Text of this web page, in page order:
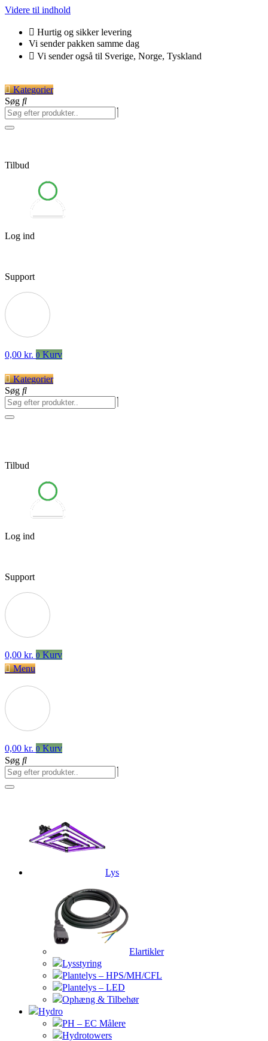
Videre til indhold
Hurtig og sikker levering
Vi sender pakken samme dag
Vi sender også til Sverige, Norge, Tyskland
Kategorier
Søg
Tilbud
Log ind
Support
0,00 kr. 0 Kurv
Kategorier
Søg
Tilbud
Log ind
Support
0,00 kr. 0 Kurv
Menu
0,00 kr. 0 Kurv
Søg
Lys
Elartikler
Lysstyring
Plantelys – HPS/MH/CFL
Plantelys – LED
Ophæng & Tilbehør
Hydro
PH – EC Målere
Hydrotowers